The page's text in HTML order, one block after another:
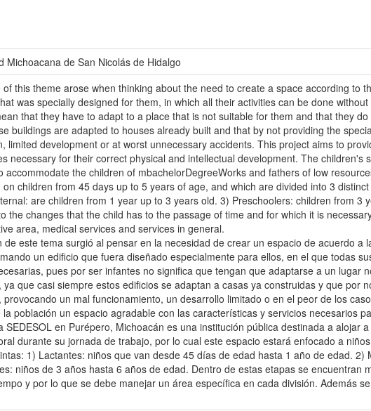
Michoacana de San Nicolás de Hidalgo
of this theme arose when thinking about the need to create a space according to
was specially designed for them, in which all their activities can be done
that they have to adapt to a place that is not suitable for them and that they
buildings are adapted to houses already built and that by not providing the
limited development or at worst unnecessary accidents. This project aims to
necessary for their correct physical and intellectual development. The children's
accommodate the children of mbachelorDegreeWorks and fathers of low
on children from 45 days up to 5 years of age, and which are divided into 3
are children from 1 year up to 3 years old. 3) Preschoolers: children from
the changes that the child has to the passage of time and for which it is
area, medical services and services in general.
de este tema surgió al pensar en la necesidad de crear un espacio de acuerdo
un edificio que fuera diseñado especialmente para ellos, en el que todas
pues por ser infantes no significa que tengan que adaptarse a un
ya que casi siempre estos edificios se adaptan a casas ya construidas y que por
provocando un mal funcionamiento, un desarrollo limitado o en el peor de los
la población un espacio agradable con las características y servicios necesarios
SEDESOL en Purépero, Michoacán es una institución pública destinada a alojar
durante su jornada de trabajo, por lo cual este espacio estará enfocado a
1) Lactantes: niños que van desde 45 días de edad hasta 1 año de edad.
niños de 3 años hasta 6 años de edad. Dentro de estas etapas se encuentran
y por lo que se debe manejar un área específica en cada división. Además